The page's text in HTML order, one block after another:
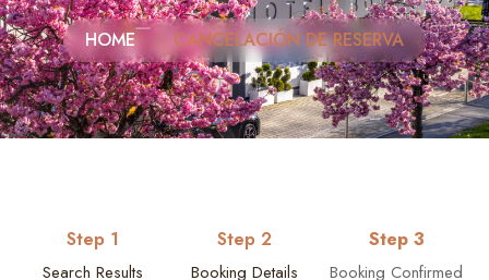
Inicio
Habitaciones
Restaurante
Qué hacer
HOME CANCELACIÓN DE RESERVA
Step 1
Search Results
Step 2
Booking Details
Step 3
Booking Confirmed